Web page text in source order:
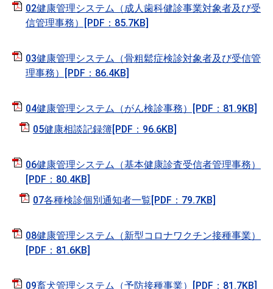
02健康管理システム（成人歯科健診事業対象者及び受
信管理事務）[PDF：85.7KB]
03健康管理システム（骨粗鬆症検診対象者及び受信管
理事務）[PDF：86.4KB]
04健康管理システム（がん検診事務）[PDF：81.9KB]
05健康相談記録簿[PDF：96.6KB]
06健康管理システム（基本健康診査受信者管理事務）
[PDF：80.4KB]
07各種検診個別通知者一覧[PDF：79.7KB]
08健康管理システム（新型コロナワクチン接種事業）
[PDF：81.6KB]
09畜犬管理システム（予防接種事業）[PDF：81.7KB]